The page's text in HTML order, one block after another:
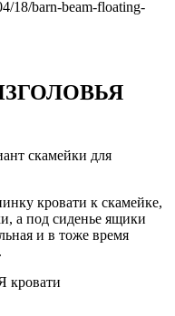
18/barn-beam-floating-
ИЗГОЛОВЬЯ
скамейки для
кровати к скамейке,
а под сиденье ящики
и в тоже время